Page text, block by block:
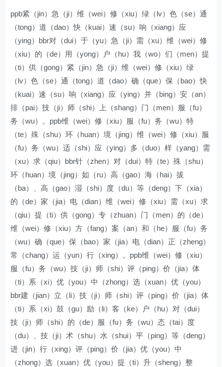
ppb紧（jin）急（ji）维（wei）修（xiu）绿（lv）色（se）通
（tong）道（dao）快（kuai）速（su）响（xiang）应
（ying）bbr对（dui）于（yu）急（ji）需（xu）维（wei）修
（xiu）的（de）用（yong）户（hu）我（wo）们（men）提
（ti）供（gong）紧（jin）急（ji）维（wei）修（xiu）绿
（lv）色（se）通（tong）道（dao）确（que）保（bao）快
（kuai）速（su）响（xiang）应（ying）并（bing）安（an）
排（pai）技（ji）师（shi）上（shang）门（men）服（fu）
务（wu）。ppb维（wei）修（xiu）服（fu）务（wu）特
（te）殊（shu）环（huan）境（jing）维（wei）修（xiu）服
（fu）务（wu）适（shi）应（ying）多（duo）样（yang）需
（xu）求（qiu）bbr针（zhen）对（dui）特（te）殊（shu）
环（huan）境（jing）如（ru）高（gao）海（hai）拔
（ba）、高（gao）湿（shi）度（du）等（deng）下（xia）
的（de）家（jia）电（dian）维（wei）修（xiu）需（xu）求
（qiu）提（ti）供（gong）专（zhuan）门（men）的（de）
维（wei）修（xiu）方（fang）案（an）和（he）服（fu）务
（wu）确（que）保（bao）家（jia）电（dian）正（zheng）
常（chang）运（yun）行（xing）。ppb维（wei）修（xiu）
服（fu）务（wu）技（ji）师（shi）评（ping）价（jia）体
（ti）系（xi）优（you）中（zhong）选（xuan）优（you）
bbr建（jian）立（li）技（ji）师（shi）评（ping）价（jia）体
（ti）系（xi）鼓（gu）励（li）客（ke）户（hu）对（dui）
技（ji）师（shi）的（de）服（fu）务（wu）态（tai）度
（du）、技（ji）术（shu）水（shui）平（ping）等（deng）
进（jin）行（xing）评（ping）价（jia）优（you）中
（zhong）选（xuan）优（you）提（ti）升（sheng）整